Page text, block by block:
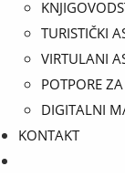
TURISTIČKI
VIRTULANI
POTPORE
DIGITALNI
KONTAKT